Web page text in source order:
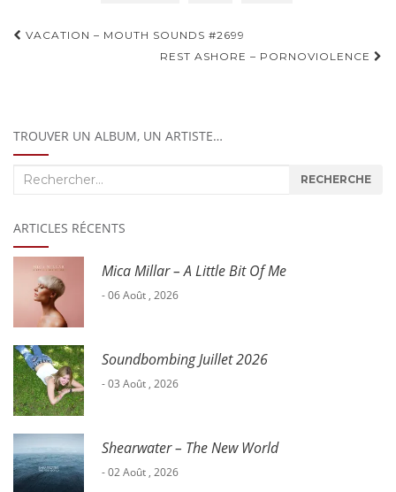
Navigation
VACATION – MOUTH SOUNDS #2699
REST ASHORE – PORNOVIOLENCE
TROUVER UN ALBUM, UN ARTISTE…
Recherche
RECHERCHE
ARTICLES RÉCENTS
Mica Millar – A Little Bit Of Me
- 06 Août , 2026
Soundbombing Juillet 2026
- 03 Août , 2026
Shearwater – The New World
- 02 Août , 2026